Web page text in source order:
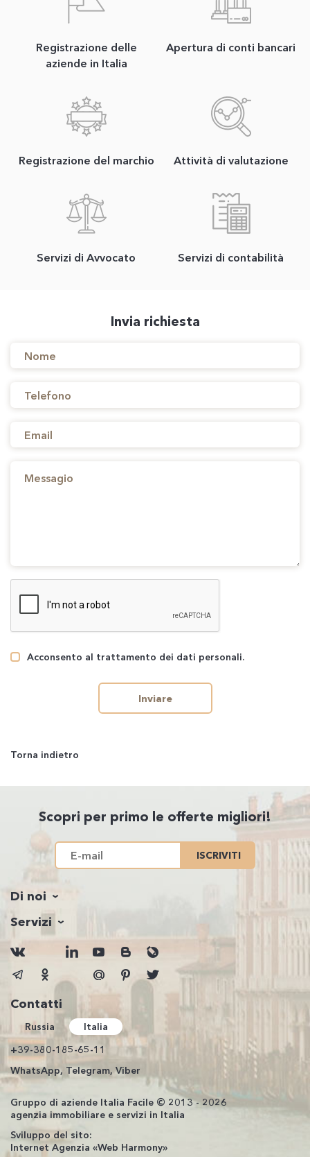
Registrazione delle
aziende in Italia
Apertura di conti bancari
Registrazione del marchio Attività di valutazione
Servizi di Avvocato Servizi di contabilità
Invia richiesta
Acconsento al trattamento dei dati personali.
Inviare
Torna indietro
Scopri per primo le offerte migliori!
ISCRIVITI
Di noi
Servizi
Contatti
Russia
Italia
+39-380-185-65-11
WhatsApp, Telegram, Viber
Gruppo di aziende Italia Facile © 2013 - 2026
agenzia immobiliare e servizi in Italia
Sviluppo del sito:
Internet Agenzia «Web Harmony»